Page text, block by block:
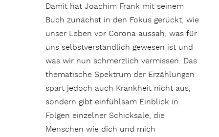
Damit hat Joachim Frank mit seinem
Buch zunächst in den Fokus gerückt, wie
unser Leben vor Corona aussah, was für
uns selbstverständlich gewesen ist und
was wir nun schmerzlich vermissen. Das
thematische Spektrum der Erzählungen
spart jedoch auch Krankheit nicht aus,
sondern gibt einfühlsam Einblick in
Folgen einzelner Schicksale, die
Menschen wie dich und mich